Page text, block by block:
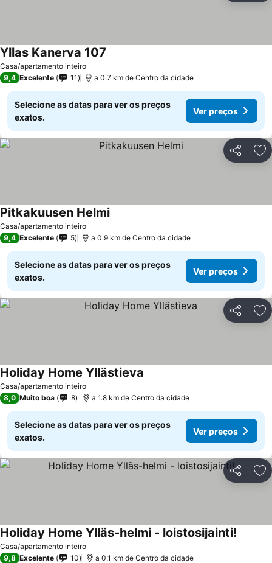
Casa/apartamento inteiro
Yllas Kanerva 107
9,4 Excelente 11 a 0.7 km de Centro da cidade
Selecione as datas para ver os preços
exatos.
Ver preços
Partilhar
Casa/apartamento inteiro
Pitkakuusen Helmi
9,4 Excelente 5 a 0.9 km de Centro da cidade
Selecione as datas para ver os preços
exatos.
Ver preços
Partilhar
Casa/apartamento inteiro
Holiday Home Yllästieva
8,0 Muito boa 8 a 1.8 km de Centro da cidade
Selecione as datas para ver os preços
exatos.
Ver preços
Partilhar
Casa/apartamento inteiro
Holiday Home Ylläs-helmi - loistosijainti!
9,8 Excelente 10 a 0.1 km de Centro da cidade